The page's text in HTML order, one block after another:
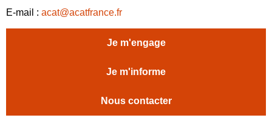
E-mail : acat@acatfrance.fr
Je m'engage
Je m'informe
Nous contacter